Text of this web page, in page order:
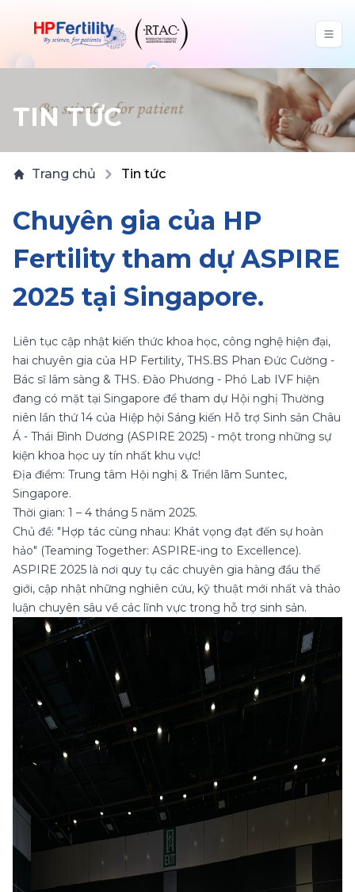
TIN TỨC
Trang chủ Tin tức
Chuyên gia của HP
Fertility tham dự ASPIRE
2025 tại Singapore.
Liên tục cập nhật kiến thức khoa học, công nghệ hiện đại,
hai chuyên gia của HP Fertility, THS.BS Phan Đức Cường -
Bác sĩ lâm sàng & THS. Đào Phương - Phó Lab IVF hiện
đang có mặt tại Singapore để tham dự Hội nghị Thường
niên lần thứ 14 của Hiệp hội Sáng kiến Hỗ trợ Sinh sản Châu
Á - Thái Bình Dương (ASPIRE 2025) - một trong những sự
kiện khoa học uy tín nhất khu vực!
Địa điểm: Trung tâm Hội nghị & Triển lãm Suntec,
Singapore.
Thời gian: 1 – 4 tháng 5 năm 2025.
Chủ đề: "Hợp tác cùng nhau: Khát vọng đạt đến sự hoàn
hảo" (Teaming Together: ASPIRE-ing to Excellence).
ASPIRE 2025 là nơi quy tụ các chuyên gia hàng đầu thế
giới, cập nhật những nghiên cứu, kỹ thuật mới nhất và thảo
luận chuyên sâu về các lĩnh vực trong hỗ trợ sinh sản.